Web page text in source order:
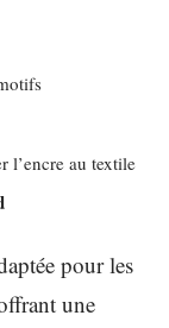
l’encre au textile
pour les
une